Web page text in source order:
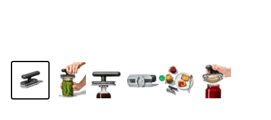
View larger imageView larger imageView larger imageView larger imageView larger image
View larger